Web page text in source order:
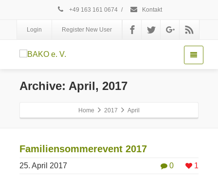
+49 163 161 0674 / Kontakt
Login Register New User
Archive: April, 2017
Home 2017 April
Familiensommerevent 2017
0 1
25. April 2017